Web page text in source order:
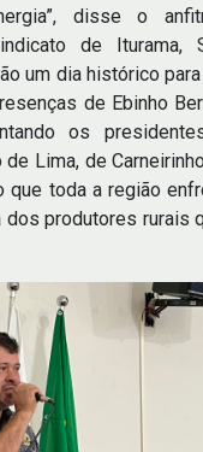
disse o
de Iturama,
um dia histórico
de Ebinho
os
de Lima, de
que toda a região
dos produtores rurais